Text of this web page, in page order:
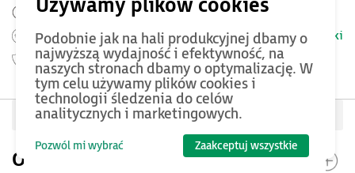
Zamów przed 12:00 - dostawa następnego dnia
Możesz zwrócić produktdo 14 dni.
Warunki
Gwarancja24 miesięcy
Oceń produkt
Opis produktu
Podobnie jak na hali produkcyjnej dbamy o
najwyższą wydajność i efektywność, na
naszych stronach dbamy o optymalizację. W
tym celu używamy plików cookies i
technologii śledzenia do celów
analitycznych i marketingowych.
Pozwól mi wybrać Zaakceptuj wszystkie